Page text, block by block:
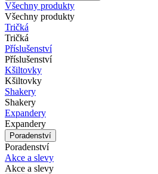
Všechny produkty
Všechny produkty
Tričká
Tričká
Příslušenství
Příslušenství
Kšiltovky
Kšiltovky
Shakery
Shakery
Expandery
Expandery
Poradenství
Poradenství
Akce a slevy
Akce a slevy